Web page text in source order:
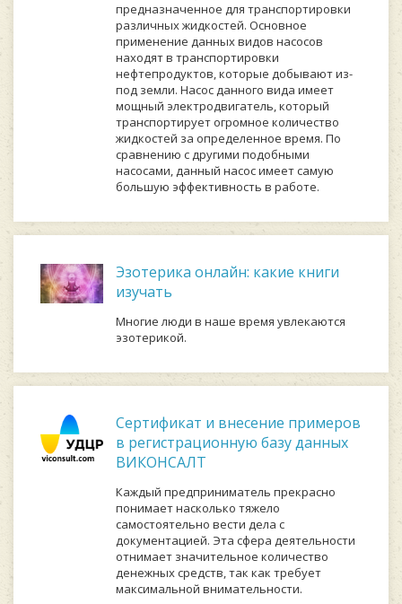
предназначенное для транспортировки
различных жидкостей. Основное
применение данных видов насосов
находят в транспортировки
нефтепродуктов, которые добывают из-
под земли. Насос данного вида имеет
мощный электродвигатель, который
транспортирует огромное количество
жидкостей за определенное время. По
сравнению с другими подобными
насосами, данный насос имеет самую
большую эффективность в работе.
Эзотерика онлайн: какие книги
изучать
Многие люди в наше время увлекаются
эзотерикой.
Сертификат и внесение примеров
в регистрационную базу данных
ВИКОНСАЛТ
Каждый предприниматель прекрасно
понимает насколько тяжело
самостоятельно вести дела с
документацией. Эта сфера деятельности
отнимает значительное количество
денежных средств, так как требует
максимальной внимательности.